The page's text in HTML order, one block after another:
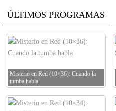
ÚLTIMOS PROGRAMAS
Misterio en Red (10×36): Cuando la
tumba habla